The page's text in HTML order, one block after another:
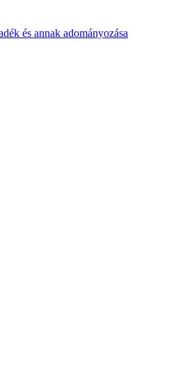
és annak adományozása